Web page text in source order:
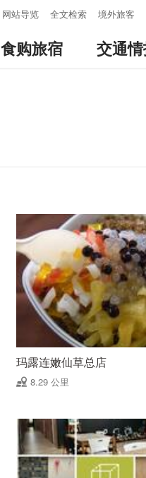
网站导览 全文检索 境外旅客
食购旅宿 交通
玛露连嫩仙草总店
8.29 公里